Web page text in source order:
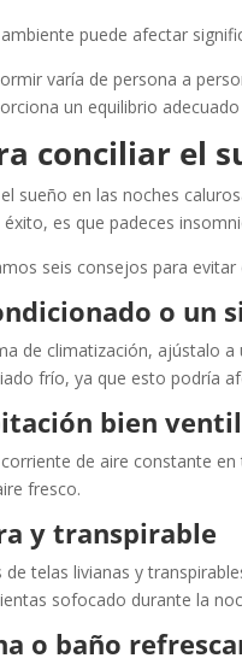
puede afectar
varía de persona a
un equilibrio
conciliar el
sueño en las noches
es que padeces
seis consejos para
o un
de climatización, ajústalo
frío, ya que esto podría
bien
de aire constante
fresco.
y transpirable
telas livianas y
sofocado durante la
o baño